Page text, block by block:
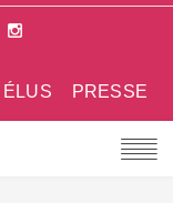
PRESSE
ÉLUS